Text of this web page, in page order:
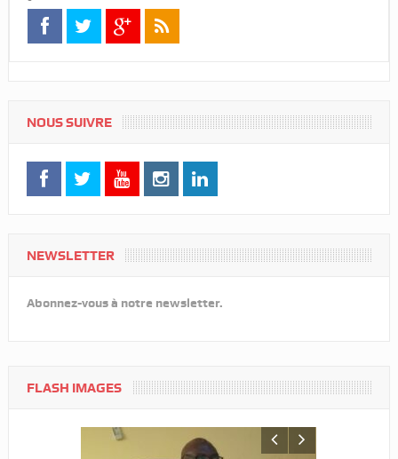
NOUS SUIVRE
NEWSLETTER
Abonnez-vous à notre newsletter.
FLASH IMAGES